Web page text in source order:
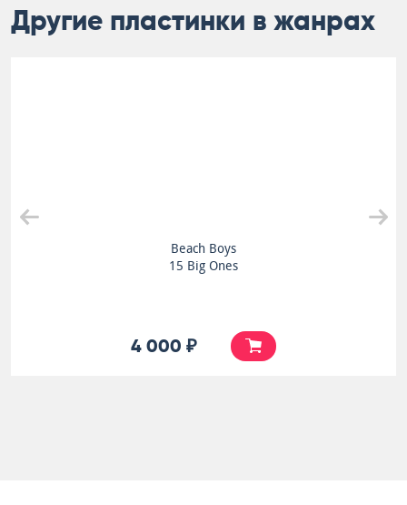
Другие пластинки в жанрах
Beach Boys
15 Big Ones
4 000 ₽